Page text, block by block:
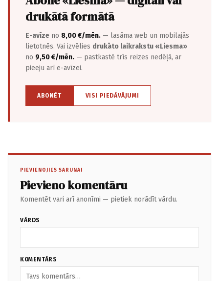
drukātā formātā
E-avīze no 8,00 €/mēn. — lasāma web un mobilajās
lietotnēs. Vai izvēlies drukāto laikrakstu «Liesma»
no 9,50 €/mēn. — pastkastē trīs reizes nedēļā, ar
pieeju arī e-avīzei.
ABONĒT VISI PIEDĀVĀJUMI
PIEVIENOJIES SARUNAI
Pievieno komentāru
Komentēt vari arī anonīmi — pietiek norādīt vārdu.
VĀRDS
KOMENTĀRS